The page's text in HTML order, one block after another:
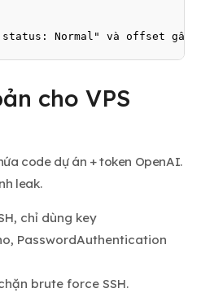
status: Normal" và offset gần
cho VPS
code dự án + token OpenAI.
leak.
chỉ dùng key
PasswordAuthentication
brute force SSH.